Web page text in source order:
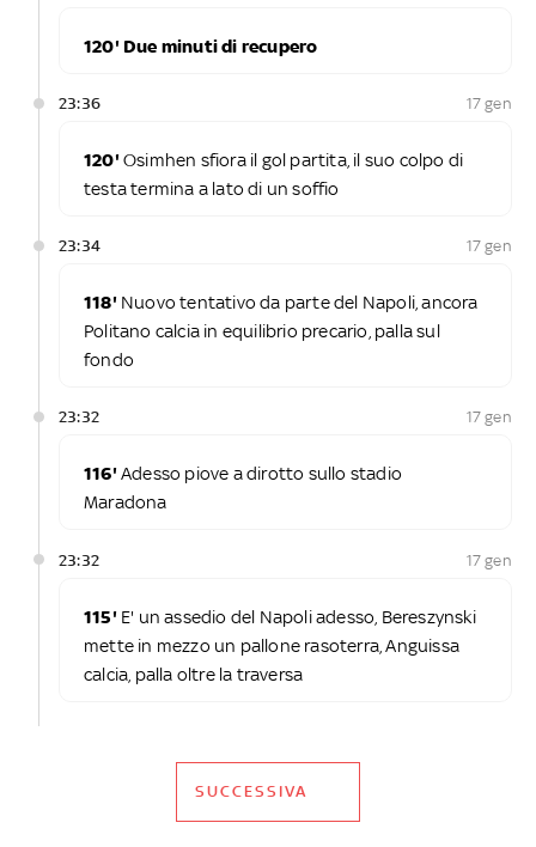
120' Due minuti di recupero
23:36 17 gen
120'Osimhen sfiora il gol partita, il suo colpo di
testa termina a lato di un soffio
23:34 17 gen
118'Nuovo tentativo da parte del Napoli, ancora
Politano calcia in equilibrio precario, palla sul
fondo
23:32 17 gen
116'Adesso piove a dirotto sullo stadio
Maradona
23:32 17 gen
115' E' un assedio del Napoli adesso, Bereszynski
mette in mezzo un pallone rasoterra, Anguissa
calcia, palla oltre la traversa
SUCCESSIVA